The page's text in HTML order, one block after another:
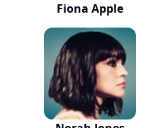
Fiona Apple